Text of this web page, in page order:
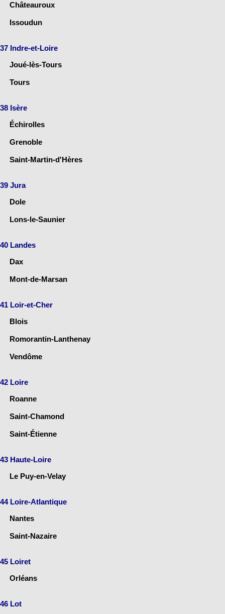
Châteauroux
Issoudun
37 Indre-et-Loire
Joué-lès-Tours
Tours
38 Isère
Échirolles
Grenoble
Saint-Martin-d'Hères
39 Jura
Dole
Lons-le-Saunier
40 Landes
Dax
Mont-de-Marsan
41 Loir-et-Cher
Blois
Romorantin-Lanthenay
Vendôme
42 Loire
Roanne
Saint-Chamond
Saint-Étienne
43 Haute-Loire
Le Puy-en-Velay
44 Loire-Atlantique
Nantes
Saint-Nazaire
45 Loiret
Orléans
46 Lot